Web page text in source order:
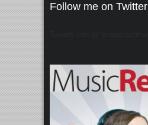
Follow me on Twitter